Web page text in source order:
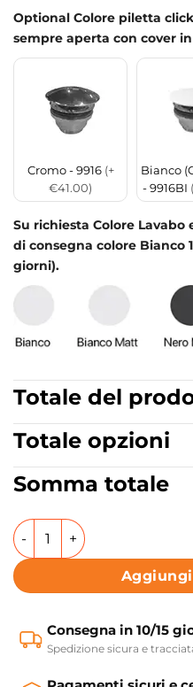
Optional Colore piletta
sempre aperta con cover
Cromo - 9916 (+
€41.00)
Bianco
- 9916BI
Su richiesta Colore
di consegna colore Bianco
giorni).
Totale del
Totale opzioni
Somma totale
Lavabo da appoggio in
Consegna in 10/15
Spedizione sicura e